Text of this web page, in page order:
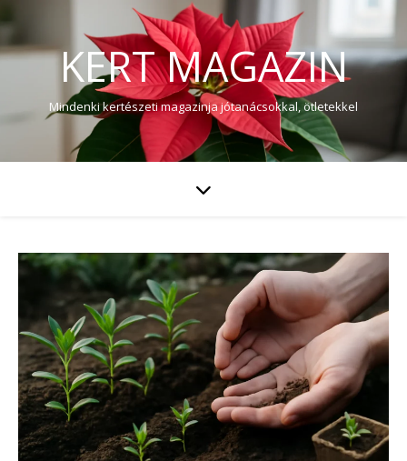
KERT MAGAZIN
Mindenki kertészeti magazinja jótanácsokkal, ötletekkel